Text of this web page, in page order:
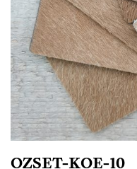
OZSET-KOE-10